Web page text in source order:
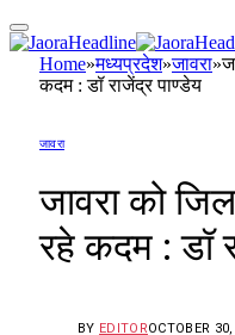
Home»मध्यप्रदेश»जावरा»
कदम : डॉ राजेंद्र पाण्डेय
जावरा
जावरा को
रहे कदम : डॉ
BY EDITOROCTOBER